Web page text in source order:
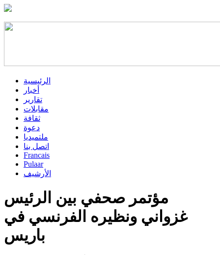
الرئيسية
أخبار
تقارير
مقابلات
ثقافة
دعوة
ملتميديا
اتصل بنا
Francais
Pulaar
الأرشيف
مؤتمر صحفي بين الرئيس
غزواني ونظيره الفرنسي في
باريس